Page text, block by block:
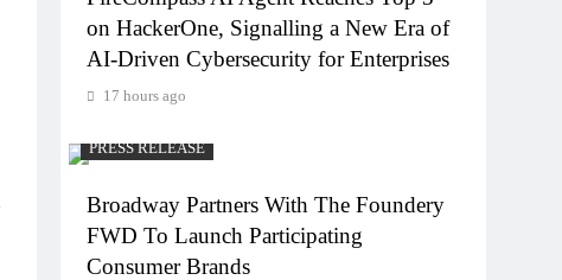
on HackerOne, Signalling a New Era of
AI-Driven Cybersecurity for Enterprises
17 hours ago
PRESS RELEASE
Broadway Partners With The Foundery
FWD To Launch Participating
Consumer Brands